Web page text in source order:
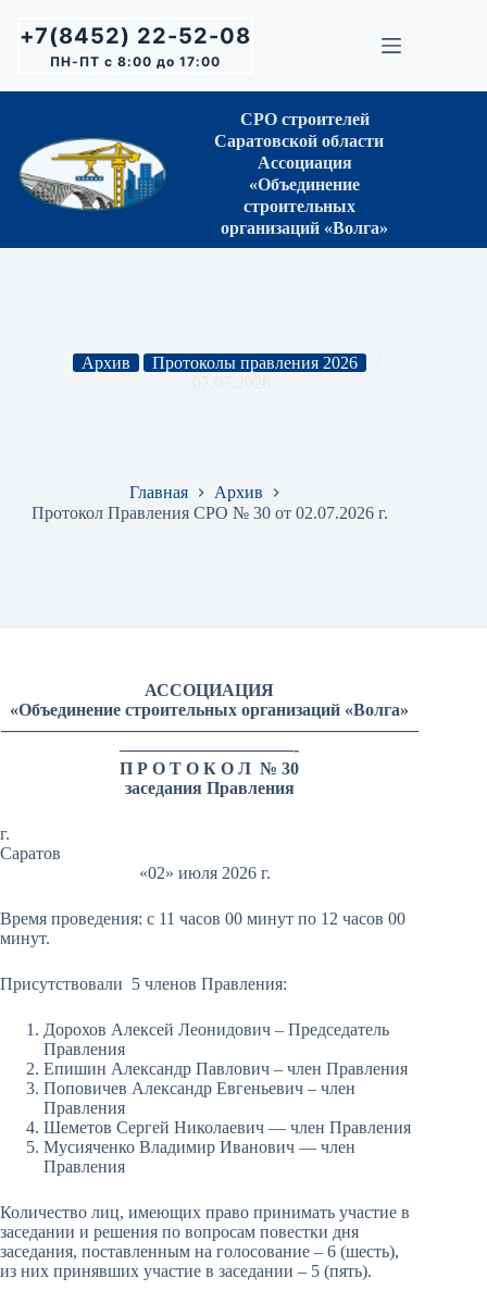
сути+7(8452) 22-52-08
ПН-ПТ с 8:00 до 17:00
СРО строителей
Саратовской области
Ассоциация
«Объединение
строительных
организаций «Волга»
Архив
Протоколы правления 2026
Главная
Архив
Протокол Правления СРО № 30 от 02.07.2026 г.
АССОЦИАЦИЯ
«Объединение строительных организаций «Волга»
————————————————————————
——————————-
П Р О Т О К О Л № 30
заседания Правления
г.
Саратов
«02» июля 2026 г.
Время проведения: с 11 часов 00 минут по 12 часов 00
минут.
Присутствовали 5 членов Правления:
Дорохов Алексей Леонидович – Председатель
Правления
Епишин Александр Павлович – член Правления
Поповичев Александр Евгеньевич – член
Правления
Шеметов Сергей Николаевич — член Правления
Мусияченко Владимир Иванович — член
Правления
Количество лиц, имеющих право принимать участие в
заседании и решения по вопросам повестки дня
заседания, поставленным на голосование – 6 (шесть),
из них принявших участие в заседании – 5 (пять).